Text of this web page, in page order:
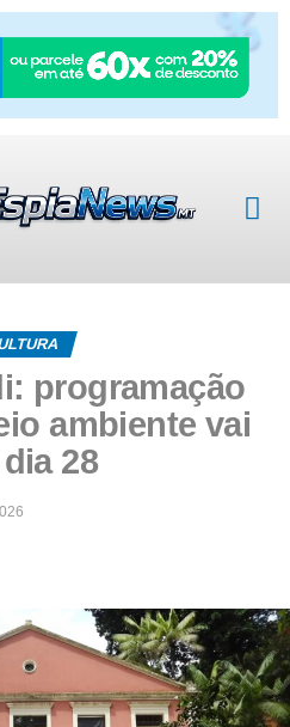
programação
ambiente vai
28